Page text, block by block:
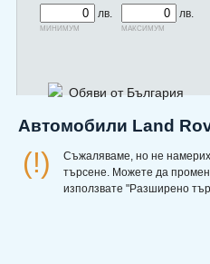
лв.
минимум
лв.
максимум
Обяви от България
Автомобили Land
(!)
Съжаляваме, но не
търсене. Можете да
използвате "Разширено